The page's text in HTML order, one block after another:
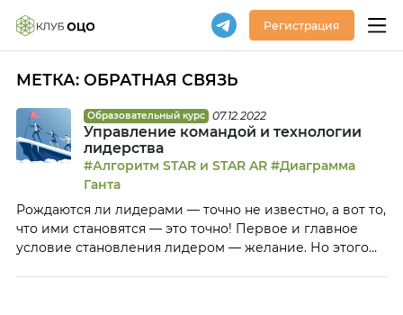
Регистрация
МЕТКА: ОБРАТНАЯ СВЯЗЬ
Образовательный курс 07.12.2022
Управление командой и технологии
лидерства
#Алгоритм STAR и STAR AR #Диаграмма
Ганта
Рождаются ли лидерами — точно не известно, а вот то,
что ими становятся — это точно! Первое и главное
условие становления лидером — желание. Но этого